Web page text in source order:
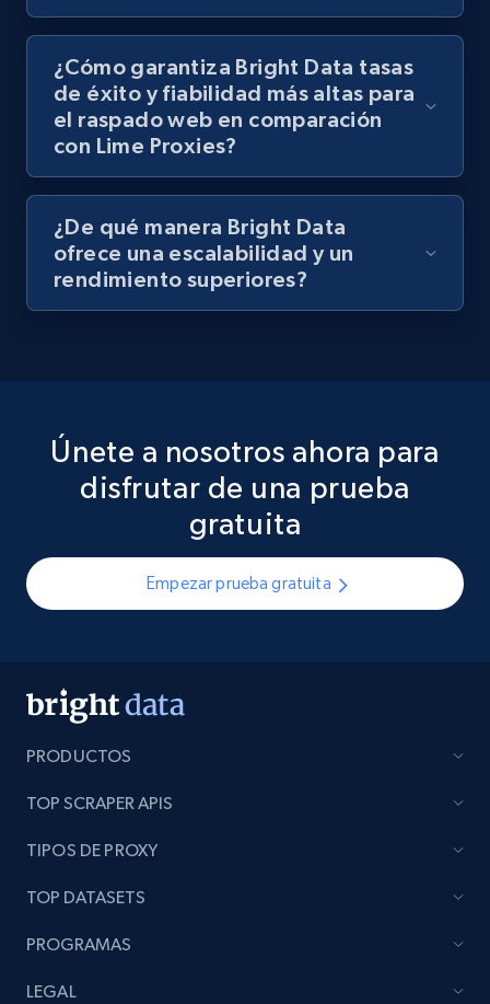
¿Cómo garantiza Bright Data tasas
de éxito y fiabilidad más altas para
el raspado web en comparación
con Lime Proxies?
¿De qué manera Bright Data
ofrece una escalabilidad y un
rendimiento superiores?
Únete a nosotros ahora para
disfrutar de una prueba
gratuita
Empezar prueba gratuita
PRODUCTOS
TOP SCRAPER APIS
TIPOS DE PROXY
TOP DATASETS
PROGRAMAS
LEGAL